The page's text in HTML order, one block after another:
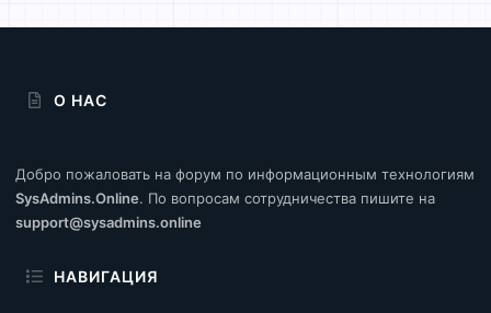
О НАС
Добро пожаловать на форум по информационным технологиям
SysAdmins.Online. По вопросам сотрудничества пишите на
support@sysadmins.online
НАВИГАЦИЯ